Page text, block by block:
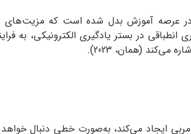
در عرصه آموزش بدل شده است که مزیت‌های
در بستر یادگیری الکترونیکی، به
(همان، 2023).
ایجاد می‌کند، به‌صورت خطی دنبال خواهد